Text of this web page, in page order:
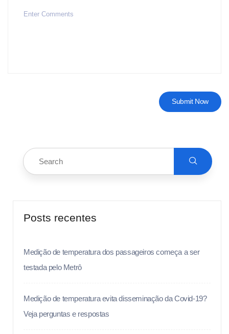
Posts recentes
Medição de temperatura dos passageiros começa a ser
testada pelo Metrô
Medição de temperatura evita disseminação da Covid-19?
Veja perguntas e respostas